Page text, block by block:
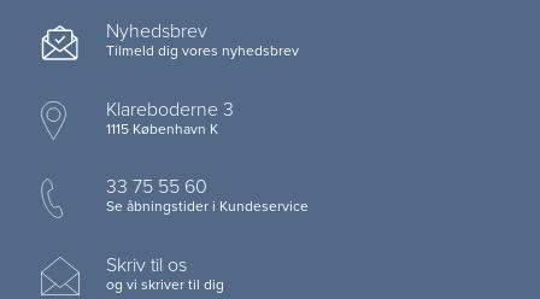
Nyhedsbrev
Tilmeld dig vores nyhedsbrev
Klareboderne 3
1115 København K
33 75 55 60
Se åbningstider i Kundeservice
Skriv til os
og vi skriver til dig